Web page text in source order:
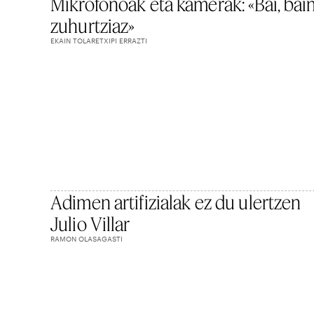
zuhurtziaz»
EKAIN TOLARETXIPI ERRAZTI
Adimen artifizialak ez du ulertzen
Julio Villar
RAMON OLASAGASTI